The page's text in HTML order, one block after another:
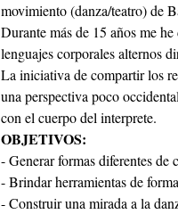
movimiento (danza/teatro) de
Durante más de 15 años me
lenguajes corporales alternos
La iniciativa de compartir los
una perspectiva poco
con el cuerpo del interprete.
OBJETIVOS:
- Generar formas diferentes de
- Brindar herramientas de
- Construir una mirada a la